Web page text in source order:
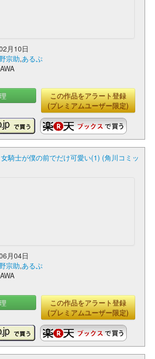
月10日
宗助,あるぷ
この作品をアラート登録
(プレミアムユーザー限定)
騎士が僕の前でだけ可愛い(1) (角川コミッ
月04日
宗助,あるぷ
この作品をアラート登録
(プレミアムユーザー限定)